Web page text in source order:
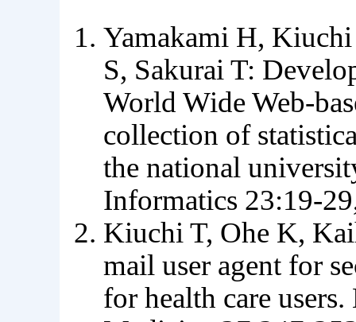
Yamakami H, Kiuchi
S, Sakurai T:
World Wide Web-
collection of
the national
Informatics 23:19-
Kiuchi T, Ohe K,
mail user agent for
for health care